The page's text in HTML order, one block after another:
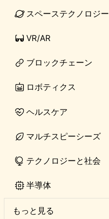
スペーステクノロジー
VR/AR
ブロックチェーン
ロボティクス
ヘルスケア
マルチスピーシーズ
テクノロジーと社会
半導体
もっと見る